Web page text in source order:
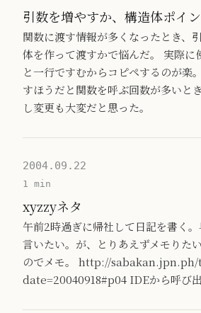
引数を増やすか、構造体ポイ
関数に渡す情報が多くなったとき、
体を作って渡すかで悩んだ。 実際に
と一行ですむからコピペするのが楽
すほうだと関数を呼ぶ回数が多いと
し変更も大変だと思った。
2004.09.22
1 min
xyzzyネタ
午前2時過ぎに帰社して日記を書く
言いたい。が、とりあえずメモりた
のでメモ。 http://
date=20040918#p04 IDEから呼び